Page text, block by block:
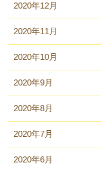
2020年12月
2020年11月
2020年10月
2020年9月
2020年8月
2020年7月
2020年6月